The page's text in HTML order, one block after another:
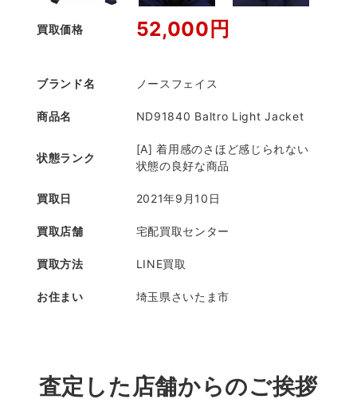
買取価格 52,000円
ブランド名 ノースフェイス
商品名 ND91840 Baltro Light Jacket
状態ランク
[A] 着用感のさほど感じられない
状態の良好な商品
買取日 2021年9月10日
買取店舗 宅配買取センター
買取方法 LINE買取
お住まい 埼玉県さいたま市
査定した店舗からのご挨拶